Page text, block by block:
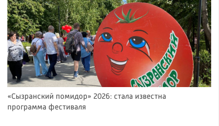
«Сызранский помидор» 2026: стала известна
программа фестиваля